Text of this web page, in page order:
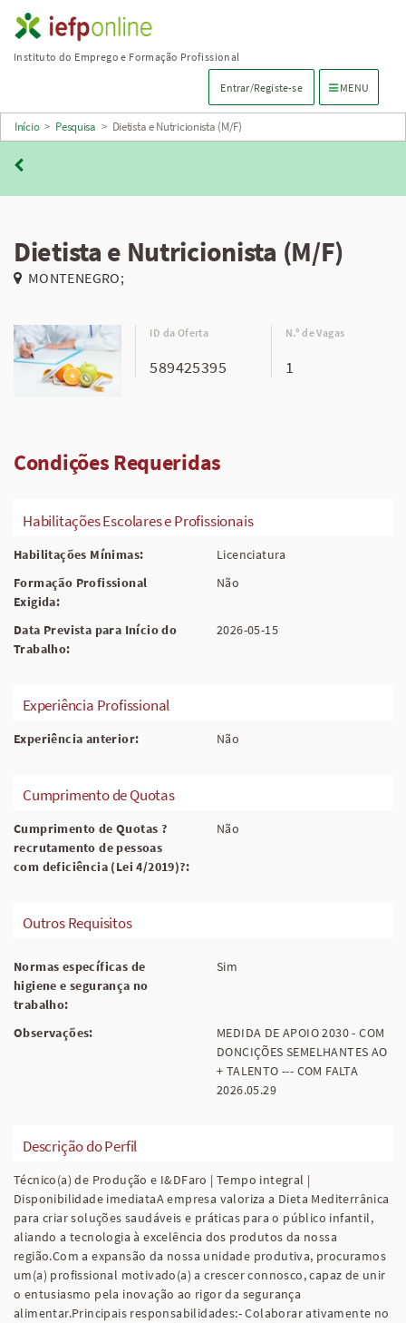
Saltar
para
principal
Instituto do Emprego e Formação Profissional
Entrar/Registe-se Menu de
MENU
Início > Pesquisa > Dietista e Nutricionista (M/F)
Dietista e Nutricionista (M/F)
MONTENEGRO;
ID da Oferta
589425395
N.º de Vagas
1
Condições Requeridas
Habilitações Escolares e Profissionais
Habilitações Mínimas:
Licenciatura
Formação Profissional
Exigida:
Não
Data Prevista para Início do
Trabalho:
2026-05-15
Experiência Profissional
Experiência anterior: Não
Cumprimento de Quotas
Cumprimento de Quotas ?
recrutamento de pessoas
com deficiência (Lei 4/2019)?:
Não
Outros Requisitos
Normas específicas de
higiene e segurança no
trabalho:
Sim
Observações:
MEDIDA DE APOIO 2030 - COM
DONCIÇÕES SEMELHANTES AO
+ TALENTO --- COM FALTA
2026.05.29
Descrição do Perfil
Técnico(a) de Produção e I&DFaro | Tempo integral |
Disponibilidade imediataA empresa valoriza a Dieta Mediterrânica
para criar soluções saudáveis e práticas para o público infantil,
aliando a tecnologia à excelência dos produtos da nossa
região.Com a expansão da nossa unidade produtiva, procuramos
um(a) profissional motivado(a) a crescer connosco, capaz de unir
o entusiasmo pela inovação ao rigor da segurança
alimentar.Principais responsabilidades:- Colaborar ativamente no